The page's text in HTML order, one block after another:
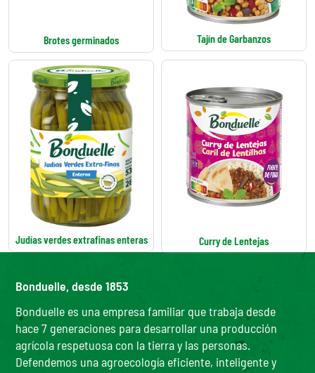
Brotes germinados Tajín de Garbanzos
Judías verdes extrafinas enteras Curry de Lentejas
Bonduelle, desde 1853
Bonduelle es una empresa familiar que trabaja desde
hace 7 generaciones para desarrollar una producción
agrícola respetuosa con la tierra y las personas.
Defendemos una agroecología eficiente, inteligente y